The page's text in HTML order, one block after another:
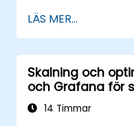
att visualisera
prestanda.
Implementera
proaktiv
Tillämpa bästa
LÄS MER...
Skalning och
och Grafana för
14 Timmar